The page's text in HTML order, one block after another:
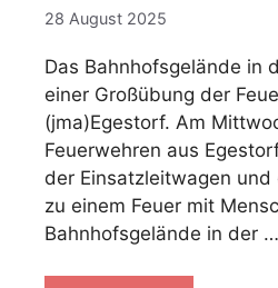
28 August 2025
Das Bahnhofsgelände in
einer Großübung der
(jma)Egestorf. Am
Feuerwehren aus
der Einsatzleitwagen
zu einem Feuer mit
Bahnhofsgelände in der …